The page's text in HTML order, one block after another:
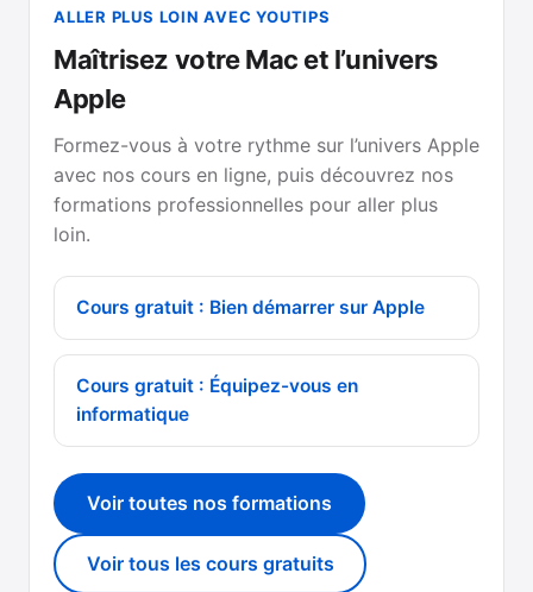
ALLER PLUS LOIN AVEC YOUTIPS
Maîtrisez votre Mac et l’univers
Apple
Formez-vous à votre rythme sur l’univers Apple
avec nos cours en ligne, puis découvrez nos
formations professionnelles pour aller plus
loin.
Cours gratuit : Bien démarrer sur Apple
Cours gratuit : Équipez-vous en
informatique
Voir toutes nos formations
Voir tous les cours gratuits